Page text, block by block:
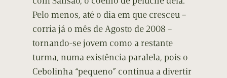
Pelo menos, até o dia em que cresceu –
corria já o mês de Agosto de 2008 –
tornando-se jovem como a restante
turma, numa existência paralela, pois o
Cebolinha “pequeno” continua a divertir